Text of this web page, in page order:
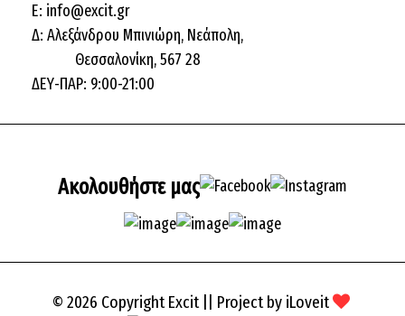
E: info@excit.gr
Δ: Αλεξάνδρου Μπινιώρη, Νεάπολη,
Θεσσαλονίκη, 567 28
ΔΕΥ-ΠΑΡ: 9:00-21:00
Ακολουθήστε μας
© 2026 Copyright Excit || Project by iLoveit